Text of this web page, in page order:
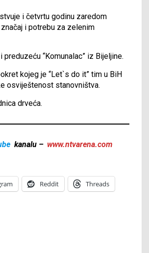
i četvrtu godinu zaredom
i potrebu za zelenim
“Komunalac” iz Bijeljine.
kojeg je “Let`s do it” tim u BiH
osviještenost stanovništva.
drveća.
kanalu – www.ntvarena.com
Reddit Threads